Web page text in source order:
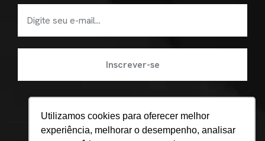
Utilizamos cookies para oferecer melhor
experiência, melhorar o desempenho, analisar